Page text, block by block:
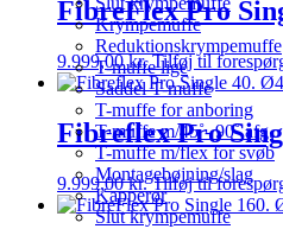
Krympemuffe
Reduktionskrympemuffe
T-muffe lige
Saddel T-muffe
T-muffe for anboring
T-muffe m/45˚- 90˚ afg.
T-muffe m/flex for svøb
Montagebøjning/slag
Kapperør
Slut krympemuffe
FibreFlex Pro
9.999,00kr. Tilføj til
Fibreflex Pro
9.999,00kr. Tilføj til